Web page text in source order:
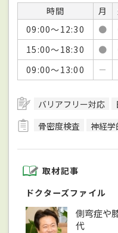
時間 月
09:00～12:30
●
15:00～18:30
●
09:00～13:00
－
バリアフリー対応
骨密度検査
神経学
取材記事
ドクターズファイル
側弯症や
代